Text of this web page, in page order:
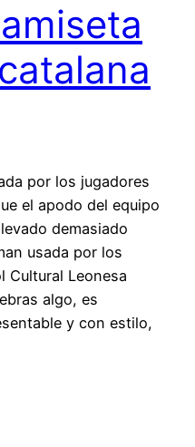
por los jugadores
el apodo del equipo
demasiado
usada por los
Cultural Leonesa
algo, es
y con estilo,